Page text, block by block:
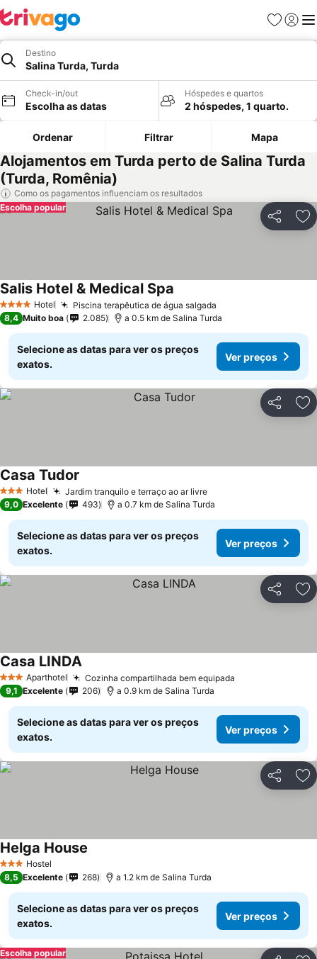
Favoritos
Iniciar
Destino
Salina Turda, Turda
Check-in/out
Escolha as datas
Hóspedes e quartos
2 hóspedes, 1 quarto.
Ordenar Filtrar Mapa
Alojamentos em Turda perto de Salina Turda
(Turda, Romênia)
Como os pagamentos influenciam os resultados
Partilhar
Escolha popular
4 EstrelasHotel Piscina terapêutica de água salgada
Salis Hotel & Medical Spa
8,4 Muito boa 2.085 a 0.5 km de Salina Turda
Selecione as datas para ver os preços
exatos.
Ver preços
Partilhar
3 EstrelasHotel Jardim tranquilo e terraço ao ar livre
Casa Tudor
9,0 Excelente 493 a 0.7 km de Salina Turda
Selecione as datas para ver os preços
exatos.
Ver preços
Partilhar
3 EstrelasAparthotel Cozinha compartilhada bem equipada
Casa LINDA
9,1 Excelente 206 a 0.9 km de Salina Turda
Selecione as datas para ver os preços
exatos.
Ver preços
Partilhar
3 EstrelasHostel
Helga House
8,5 Excelente 268 a 1.2 km de Salina Turda
Selecione as datas para ver os preços
exatos.
Ver preços
Escolha popular